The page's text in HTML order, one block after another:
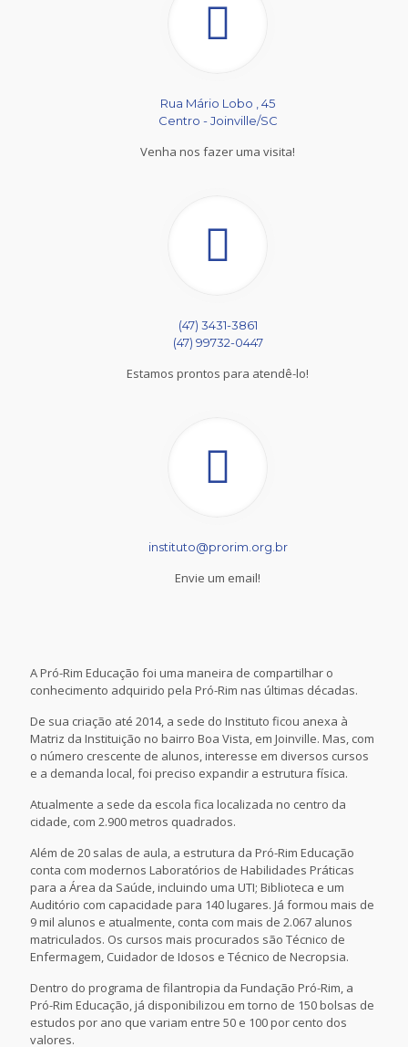
Rua Mário Lobo , 45
Centro - Joinville/SC
Venha nos fazer uma visita!
(47) 3431-3861
(47) 99732-0447
Estamos prontos para atendê-lo!
instituto@prorim.org.br
Envie um email!
A Pró-Rim Educação foi uma maneira de compartilhar o
conhecimento adquirido pela Pró-Rim nas últimas décadas.
De sua criação até 2014, a sede do Instituto ficou anexa à
Matriz da Instituição no bairro Boa Vista, em Joinville. Mas, com
o número crescente de alunos, interesse em diversos cursos
e a demanda local, foi preciso expandir a estrutura física.
Atualmente a sede da escola fica localizada no centro da
cidade, com 2.900 metros quadrados.
Além de 20 salas de aula, a estrutura da Pró-Rim Educação
conta com modernos Laboratórios de Habilidades Práticas
para a Área da Saúde, incluindo uma UTI; Biblioteca e um
Auditório com capacidade para 140 lugares. Já formou mais de
9 mil alunos e atualmente, conta com mais de 2.067 alunos
matriculados. Os cursos mais procurados são Técnico de
Enfermagem, Cuidador de Idosos e Técnico de Necropsia.
Dentro do programa de filantropia da Fundação Pró-Rim, a
Pró-Rim Educação, já disponibilizou em torno de 150 bolsas de
estudos por ano que variam entre 50 e 100 por cento dos
valores.